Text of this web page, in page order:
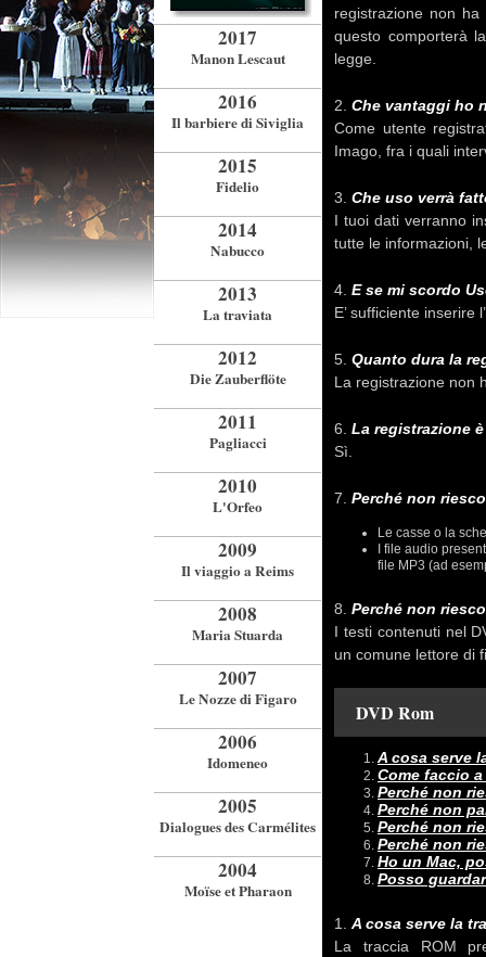
2017
Manon Lescaut
2016
Il barbiere di Siviglia
2015
Fidelio
2014
Nabucco
2013
La traviata
2012
Die Zauberflöte
2011
Pagliacci
2010
L'Orfeo
2009
Il viaggio a Reims
2008
Maria Stuarda
2007
Le Nozze di Figaro
2006
Idomeneo
2005
Dialogues des Carmélites
2004
Moïse et Pharaon
registrazione non
questo comporterà
legge.
2. Che vantaggi ho
Come utente
Imago, fra i quali
3. Che uso verrà
I tuoi dati verranno
tutte le informazioni,
4. E se mi scordo
E’ sufficiente
5. Quanto dura la
La registrazione non
6. La registrazione
Sì.
7. Perché non
Le casse o la
I file audio
file MP3 (ad
8. Perché non
I testi contenuti nel
un comune lettore di
DVD Rom
A cosa serve
Come faccio
Perché non
Perché non
Perché non
Perché non
Ho un Mac,
Posso
1. A cosa serve la
La traccia ROM